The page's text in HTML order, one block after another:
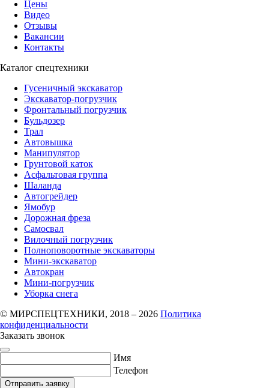
Цены
Видео
Отзывы
Вакансии
Контакты
Каталог спецтехники
Гусеничный экскаватор
Экскаватор-погрузчик
Фронтальный погрузчик
Бульдозер
Трал
Автовышка
Манипулятор
Грунтовой каток
Асфальтовая группа
Шаланда
Автогрейдер
Ямобур
Дорожная фреза
Самосвал
Вилочный погрузчик
Полноповоротные экскаваторы
Мини-экскаватор
Автокран
Мини-погрузчик
Уборка снега
© МИРСПЕЦТЕХНИКИ, 2018 – 2026 Политика
конфиденциальности
Заказать звонок
Имя
Телефон
Отправить заявку